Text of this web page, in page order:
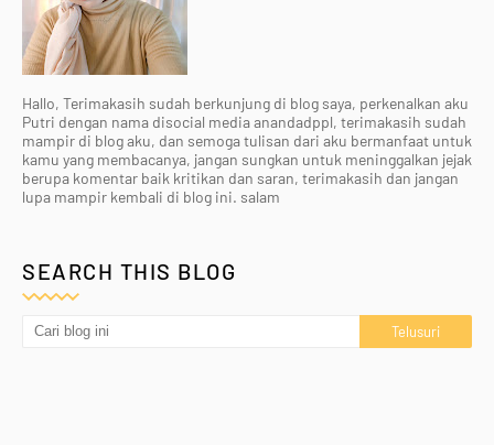
Hallo, Terimakasih sudah berkunjung di blog saya, perkenalkan aku
Putri dengan nama disocial media anandadppl, terimakasih sudah
mampir di blog aku, dan semoga tulisan dari aku bermanfaat untuk
kamu yang membacanya, jangan sungkan untuk meninggalkan jejak
berupa komentar baik kritikan dan saran, terimakasih dan jangan
lupa mampir kembali di blog ini. salam
SEARCH THIS BLOG